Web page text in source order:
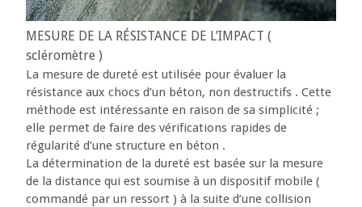
MESURE DE LA RÉSISTANCE DE L’IMPACT (
scléromètre )
La mesure de dureté est utilisée pour évaluer la
résistance aux chocs d’un béton, non destructifs . Cette
méthode est intéressante en raison de sa simplicité ;
elle permet de faire des vérifications rapides de
régularité d’une structure en béton .
La détermination de la dureté est basée sur la mesure
de la distance qui est soumise à un dispositif mobile (
commandé par un ressort ) à la suite d’une collision